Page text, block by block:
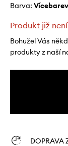
Barva:
Produkt již
Bohužel Vás
produkty z naší
DOPRAVA